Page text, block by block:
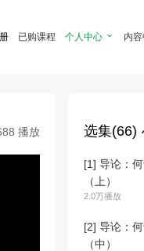
已购课程 个人中心  内
播放 选集(66)
[1] 导论：
（上）
2.0万播放
[2] 导论：
（中）